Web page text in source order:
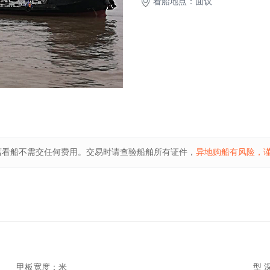
船不需交任何费用。交易时请查验船舶所有证件， 异地购船有风险，
甲板宽度： 米 型